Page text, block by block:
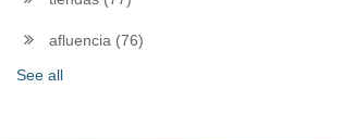
afluencia (76)
See all